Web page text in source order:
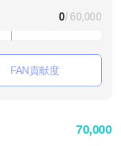
0/ 60,000
FAN貢献度
70,000